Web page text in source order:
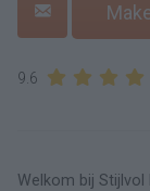
9.6
Welkom bij